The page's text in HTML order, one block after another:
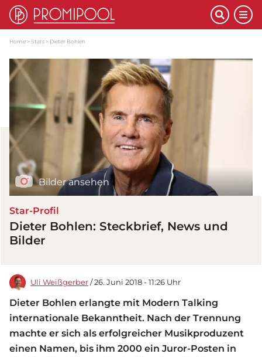
Home Stars Dieter Bohlen
Bilder ansehen
Star-Profil
Dieter Bohlen: Steckbrief, News und
Bilder
Uli Weißgerber / 26. Juni 2018 - 11:26 Uhr
Dieter Bohlen erlangte mit Modern Talking
internationale Bekanntheit. Nach der Trennung
machte er sich als erfolgreicher Musikproduzent
einen Namen, bis ihm 2000 ein Juror-Posten in